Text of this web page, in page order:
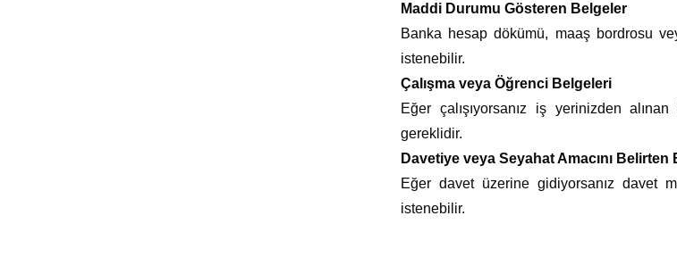
Maddi Durumu Gösteren Belgeler
Banka hesap dökümü, maaş bordrosu
istenebilir.
Çalışma veya Öğrenci Belgeleri
Eğer çalışıyorsanız iş yerinizden
gereklidir.
Davetiye veya Seyahat Amacını Belirten
Eğer davet üzerine gidiyorsanız davet
istenebilir.